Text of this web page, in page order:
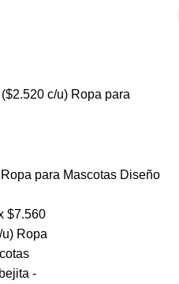
c/u) Ropa para